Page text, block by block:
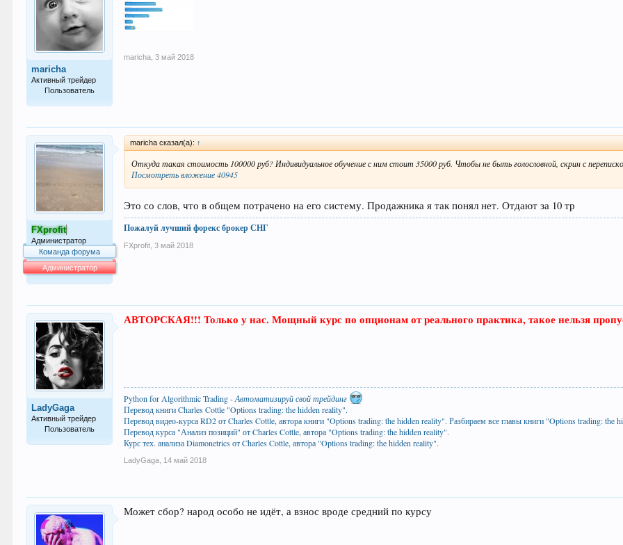
maricha
Активный трейдер
Пользователь
maricha 3 май 2018
FXprofit
Администратор
Команда форума
Администратор
maricha сказал(а): ↑
Откуда такая стоимость 100000 руб? Индивидуальное обучение с ним стоит 35000 руб. Чтобы не быть голословной, скрин с
Посмотреть вложение 40945
Это со слов, что в общем потрачено на его систему. Продажника я так понял нет. Отдают за 10 тр
Пожалуй лучший форекс брокер СНГ
FXprofit 3 май 2018
LadyGaga
Активный трейдер
Пользователь
АВТОРСКАЯ!!! Только у нас. Мощный курс по опционам от реального практика, такое нельзя
Python for Algorithmic Trading -Автоматизируй свой трейдинг
Перевод книги Charles Cottle "Options trading: the hidden reality".
Перевод видео-курса RD2 от Charles Cottle, автора книги "Options trading: the hidden reality". Разбираем все главы книги "Options trading: the
Перевод курса "Анализ позиций" от Charles Cottle, автора "Options trading: the hidden reality".
Курс тех. анализа Diamonetrics от Charles Cottle, автора "Options trading: the hidden reality".
LadyGaga 14 май 2018
Может сбор? народ особо не идёт, а взнос вроде средний по курсу